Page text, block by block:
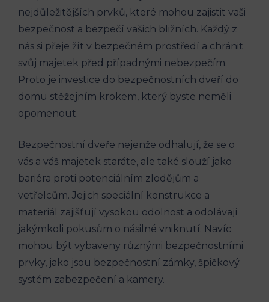
nejdůležitějších prvků, které mohou zajistit vaši
bezpečnost a bezpečí vašich bližních. Každý z
nás si přeje žít v bezpečném prostředí a chránit
svůj majetek před případnými nebezpečím.
Proto je investice do bezpečnostních dveří do
domu stěžejním krokem, který byste neměli
opomenout.
Bezpečnostní dveře nejenže odhalují, že se o
vás a váš majetek staráte, ale také slouží jako
bariéra proti potenciálním zlodějům a
vetřelcům. Jejich speciální konstrukce a
materiál zajišťují vysokou odolnost a odolávají
jakýmkoli pokusům o násilné vniknutí. Navíc
mohou být vybaveny různými bezpečnostními
prvky, jako jsou bezpečnostní zámky, špičkový
systém zabezpečení a kamery.